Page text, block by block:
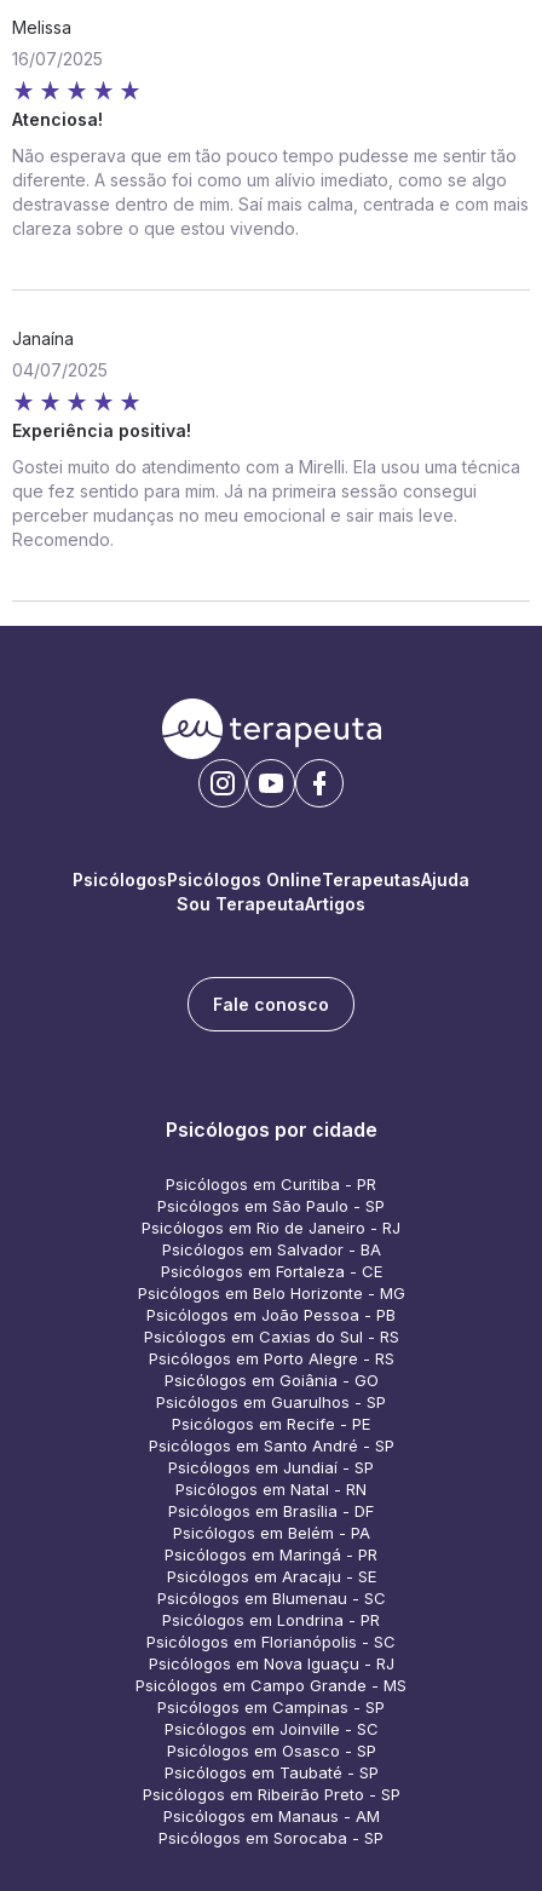
Melissa
16/07/2025
Atenciosa!
Não esperava que em tão pouco tempo pudesse me sentir tão
diferente. A sessão foi como um alívio imediato, como se algo
destravasse dentro de mim. Saí mais calma, centrada e com mais
clareza sobre o que estou vivendo.
Janaína
04/07/2025
Experiência positiva!
Gostei muito do atendimento com a Mirelli. Ela usou uma técnica
que fez sentido para mim. Já na primeira sessão consegui
perceber mudanças no meu emocional e sair mais leve.
Recomendo.
PsicólogosPsicólogos OnlineTerapeutasAjuda
Sou TerapeutaArtigos
Fale conosco
Psicólogos por cidade
Psicólogos em Curitiba - PR
Psicólogos em São Paulo - SP
Psicólogos em Rio de Janeiro - RJ
Psicólogos em Salvador - BA
Psicólogos em Fortaleza - CE
Psicólogos em Belo Horizonte - MG
Psicólogos em João Pessoa - PB
Psicólogos em Caxias do Sul - RS
Psicólogos em Porto Alegre - RS
Psicólogos em Goiânia - GO
Psicólogos em Guarulhos - SP
Psicólogos em Recife - PE
Psicólogos em Santo André - SP
Psicólogos em Jundiaí - SP
Psicólogos em Natal - RN
Psicólogos em Brasília - DF
Psicólogos em Belém - PA
Psicólogos em Maringá - PR
Psicólogos em Aracaju - SE
Psicólogos em Blumenau - SC
Psicólogos em Londrina - PR
Psicólogos em Florianópolis - SC
Psicólogos em Nova Iguaçu - RJ
Psicólogos em Campo Grande - MS
Psicólogos em Campinas - SP
Psicólogos em Joinville - SC
Psicólogos em Osasco - SP
Psicólogos em Taubaté - SP
Psicólogos em Ribeirão Preto - SP
Psicólogos em Manaus - AM
Psicólogos em Sorocaba - SP